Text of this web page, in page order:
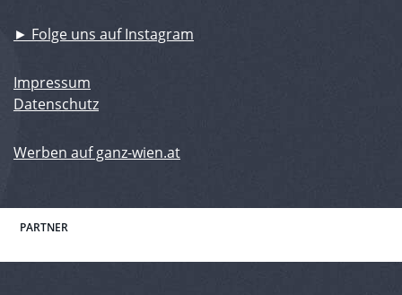
► Folge uns auf Instagram
Impressum
Datenschutz
Werben auf ganz-wien.at
PARTNER